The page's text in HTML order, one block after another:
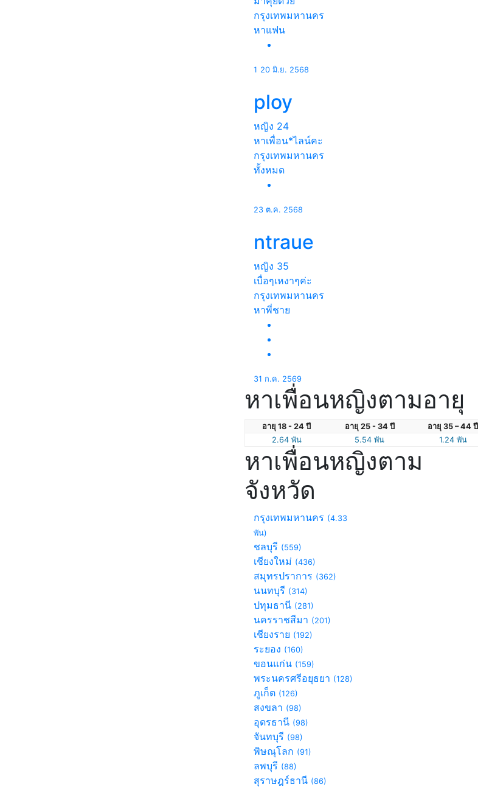
กรุงเทพมหานคร
หาแฟน
1 20 มิ.ย. 2568
ploy
หญิง 24
หาเพื่อน*ไลน์คะ
กรุงเทพมหานคร
ทั้งหมด
23 ต.ค. 2568
ntraue
หญิง 35
เบื่อๆเหงาๆค่ะ
กรุงเทพมหานคร
หาพี่ชาย
31 ก.ค. 2569
หาเพื่อนหญิงตามอายุ
อายุ 18 - 24 ปี อายุ 25 - 34 ปี อายุ 35 – 44 ปี
2.64 พัน
5.54 พัน 1.24 พัน
หาเพื่อนหญิงตาม
จังหวัด
กรุงเทพมหานคร (4.33
พัน)
ชลบุรี (559)
เชียงใหม่ (436)
สมุทรปราการ (362)
นนทบุรี (314)
ปทุมธานี (281)
นครราชสีมา (201)
เชียงราย (192)
ระยอง (160)
ขอนแก่น (159)
พระนครศรีอยุธยา (128)
ภูเก็ต (126)
สงขลา (98)
อุดรธานี (98)
จันทบุรี (98)
พิษณุโลก (91)
ลพบุรี (88)
สุราษฎร์ธานี (86)